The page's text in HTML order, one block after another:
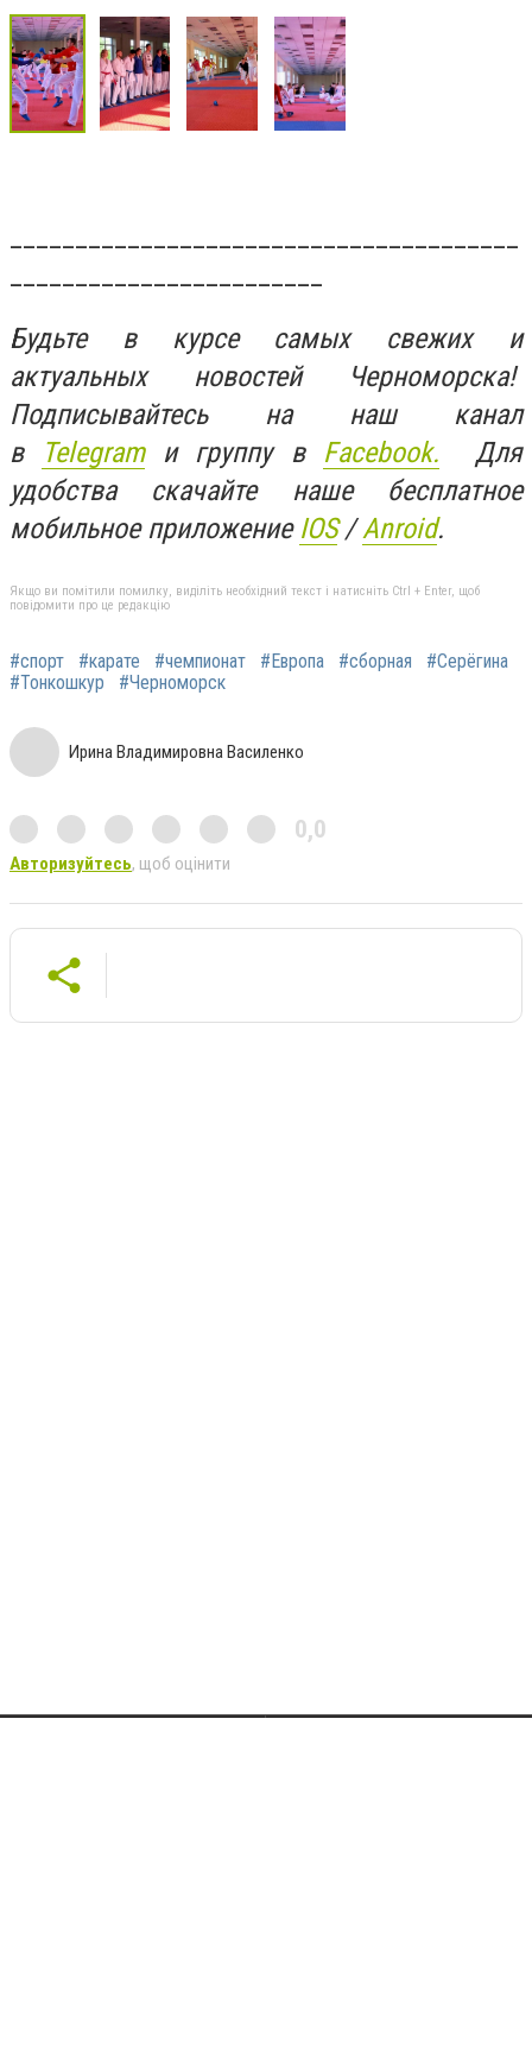
Будьте в курсе самых свежих и
актуальных новостей Черноморска!
Подписывайтесь на наш канал
в
Telegramи группу в Facebook. Для
удобства скачайте наше бесплатное
мобильное приложение IOS/Anroid.
Якщо ви помітили помилку, виділіть необхідний текст і натисніть Ctrl + Enter, щоб
повідомити про це редакцію
#спорт #карате #чемпионат #Европа #сборная
#Серёгина
#Тонкошкур
#Черноморск
Ирина Владимировна Василенко
0,0
Авторизуйтесь, щоб оцінити